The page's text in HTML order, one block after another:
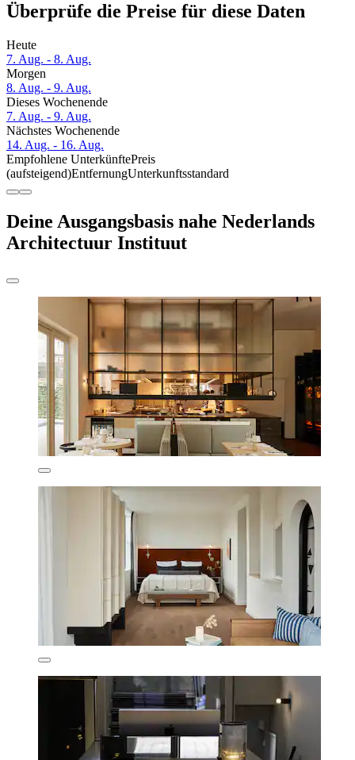
Überprüfe die Preise für diese Daten
Heute
7. Aug. - 8. Aug.
Morgen
8. Aug. - 9. Aug.
Dieses Wochenende
7. Aug. - 9. Aug.
Nächstes Wochenende
14. Aug. - 16. Aug.
Empfohlene UnterkünftePreis
(aufsteigend)EntfernungUnterkunftsstandard
Deine Ausgangsbasis nahe Nederlands
Architectuur Instituut